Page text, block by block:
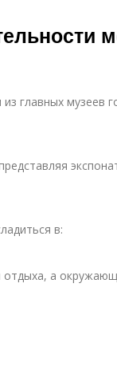
главных музеев
в:
отдыха, а